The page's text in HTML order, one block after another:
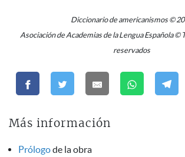
Diccionario de americanismos ©
Asociación de Academias de la Lengua Española ©
reservados
Más información
Prólogode la obra